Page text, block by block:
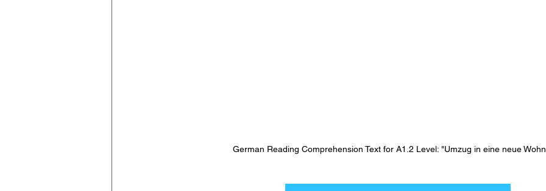
German Reading Comprehension Text for A1.2 Level: "Umzug in eine neue